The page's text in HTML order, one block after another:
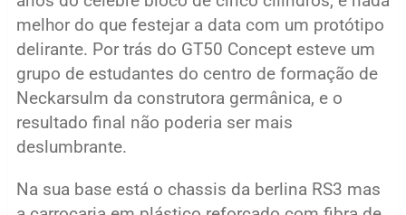
melhor do que festejar a data com um protótipo
delirante. Por trás do GT50 Concept esteve um
grupo de estudantes do centro de formação de
Neckarsulm da construtora germânica, e o
resultado final não poderia ser mais
deslumbrante.
Na sua base está o chassis da berlina RS3 mas